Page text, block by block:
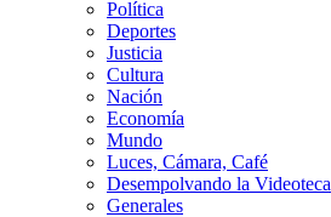
Política
Deportes
Justicia
Cultura
Nación
Economía
Mundo
Luces, Cámara, Café
Desempolvando la Videoteca
Generales